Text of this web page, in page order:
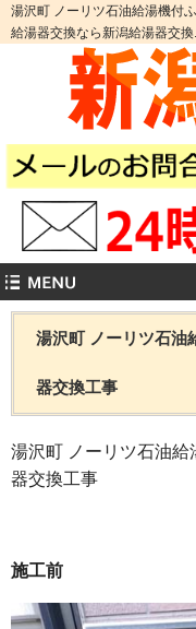
湯沢町 ノーリツ石油給湯機付
給湯器交換なら新潟給湯器交
湯沢町 ノーリツ石油
器交換工事
湯沢町 ノーリツ石油
器交換工事
施工前